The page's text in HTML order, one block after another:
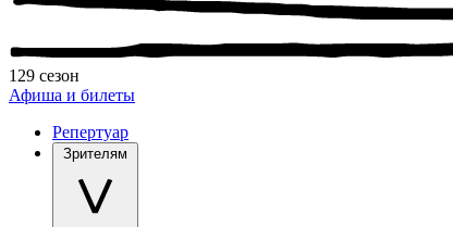
129 сезон
Афиша и билеты
Репертуар
Зрителям